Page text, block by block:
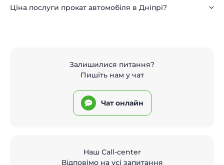
Ціна послуги прокат автомобіля в Дніпрі?
Залишилися питання?
Пишіть нам у чат
Чат онлайн
Наш Call-center
Відповімо на усі запитання